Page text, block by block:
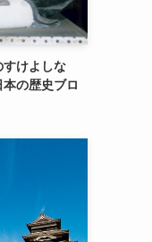
すけよしな
の歴史ブロ